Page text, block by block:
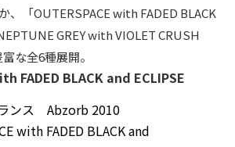
、「OUTERSPACE with FADED BLACK
GREY with VIOLET CRUSH
な全6種展開。
FADED BLACK and ECLIPSE